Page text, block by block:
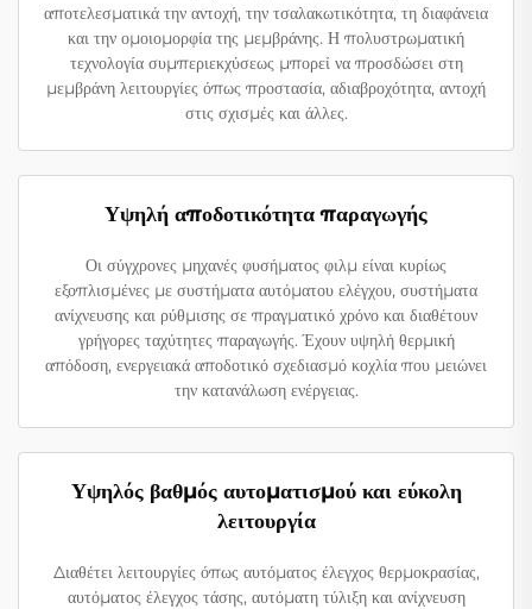
αποτελεσματικά την αντοχή, την τσαλακωτικότητα, τη διαφάνεια
και την ομοιομορφία της μεμβράνης. Η πολυστρωματική
τεχνολογία συμπεριεκχύσεως μπορεί να προσδώσει στη
μεμβράνη λειτουργίες όπως προστασία, αδιαβροχότητα, αντοχή
στις σχισμές και άλλες.
Υψηλή αποδοτικότητα παραγωγής
Οι σύγχρονες μηχανές φυσήματος φιλμ είναι κυρίως
εξοπλισμένες με συστήματα αυτόματου ελέγχου, συστήματα
ανίχνευσης και ρύθμισης σε πραγματικό χρόνο και διαθέτουν
γρήγορες ταχύτητες παραγωγής. Έχουν υψηλή θερμική
απόδοση, ενεργειακά αποδοτικό σχεδιασμό κοχλία που μειώνει
την κατανάλωση ενέργειας.
Υψηλός βαθμός αυτοματισμού και εύκολη
λειτουργία
Διαθέτει λειτουργίες όπως αυτόματος έλεγχος θερμοκρασίας,
αυτόματος έλεγχος τάσης, αυτόματη τύλιξη και ανίχνευση